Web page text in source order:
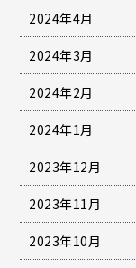
2024年4月
2024年3月
2024年2月
2024年1月
2023年12月
2023年11月
2023年10月